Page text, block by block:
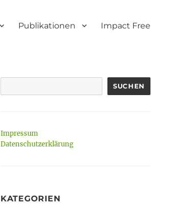
Publikationen Impact Free
SUCHEN
Impressum
Datenschutzerklärung
KATEGORIEN